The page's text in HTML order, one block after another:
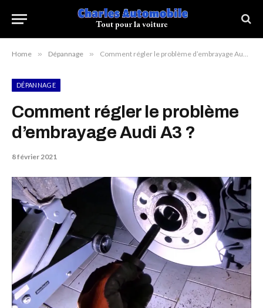
Home » Dépannage » Comment régler le problème d’embrayage Audi A3 ?
DÉPANNAGE
Comment régler le problème
d’embrayage Audi A3 ?
8 février 2021